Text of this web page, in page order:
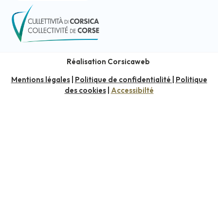
Réalisation Corsicaweb
Mentions légales| Politique de confidentialité
Politique
des cookies| Accessibilté